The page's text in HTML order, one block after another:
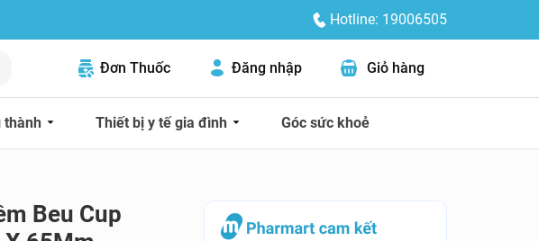
Hotline: 19006505
Đơn Thuốc Đăng nhập Giỏ hàng
thành Thiết bị y tế gia đình Góc sức khoẻ
Beu Cup